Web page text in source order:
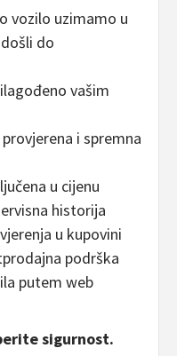
vozilo uzimamo u
do
vašim
i spremna
u cijenu
historija
u kupovini
podrška
putem web
sigurnost.